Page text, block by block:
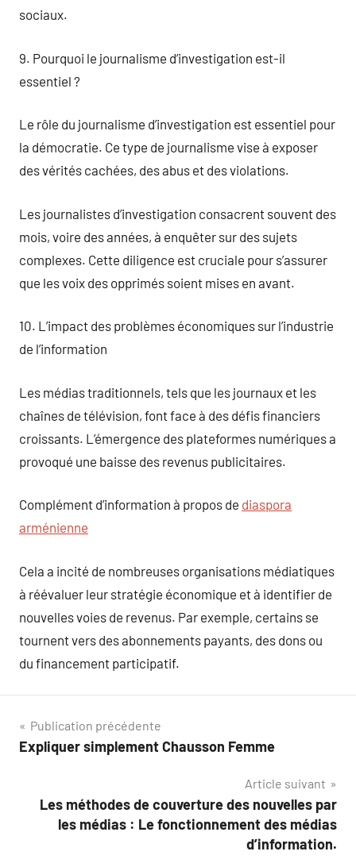
sociaux.
9. Pourquoi le journalisme d’investigation est-il
essentiel ?
Le rôle du journalisme d’investigation est essentiel pour
la démocratie. Ce type de journalisme vise à exposer
des vérités cachées, des abus et des violations.
Les journalistes d’investigation consacrent souvent des
mois, voire des années, à enquêter sur des sujets
complexes. Cette diligence est cruciale pour s’assurer
que les voix des opprimés soient mises en avant.
10. L’impact des problèmes économiques sur l’industrie
de l’information
Les médias traditionnels, tels que les journaux et les
chaînes de télévision, font face à des défis financiers
croissants. L’émergence des plateformes numériques a
provoqué une baisse des revenus publicitaires.
Complément d’information à propos de diaspora
arménienne
Cela a incité de nombreuses organisations médiatiques
à réévaluer leur stratégie économique et à identifier de
nouvelles voies de revenus. Par exemple, certains se
tournent vers des abonnements payants, des dons ou
du financement participatif.
Navigation
de
Publication précédente
Expliquer simplement Chausson Femme
Article suivant
Les méthodes de couverture des nouvelles par
les médias : Le fonctionnement des médias
d’information.